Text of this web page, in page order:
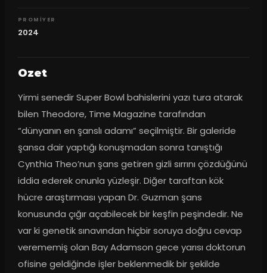
PROMIYER
2024
Ozet
Yirmi senedir Super Bowl bahislerini yazı tura atarak
bilen Theodore, Time Magazine tarafından
“dünyanın en şanslı adamı” seçilmiştir. Bir galeride
şansa dair yaptığı konuşmadan sonra tanıştığı
Cynthia Theo’nun şans getiren gizli sırrını çözdüğünü
iddia ederek onunla yüzleşir. Diğer taraftan kök
hücre araştırması yapan Dr. Guzman şans
konusunda çığır açabilecek bir keşfin peşindedir. Ne
var ki genetik sınavından hiçbir soruya doğru cevap
verememiş olan Bay Adamson gece yarısı doktorun
ofisine geldiğinde işler beklenmedik bir şekilde